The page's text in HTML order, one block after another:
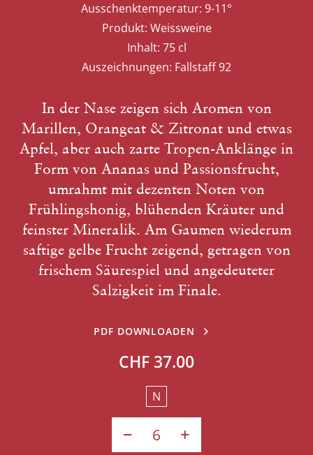
Ausschenktemperatur: 9-11°
Produkt: Weissweine
Inhalt: 75 cl
Auszeichnungen: Fallstaff 92
In der Nase zeigen sich Aromen von
Marillen, Orangeat & Zitronat und etwas
Apfel, aber auch zarte Tropen-Anklänge in
Form von Ananas und Passionsfrucht,
umrahmt mit dezenten Noten von
Frühlingshonig, blühenden Kräuter und
feinster Mineralik. Am Gaumen wiederum
saftige gelbe Frucht zeigend, getragen von
frischem Säurespiel und angedeuteter
Salzigkeit im Finale.
PDF DOWNLOADEN
CHF 37.00
N